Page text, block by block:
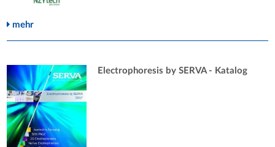
mehr
Electrophoresis by SERVA - Katalog